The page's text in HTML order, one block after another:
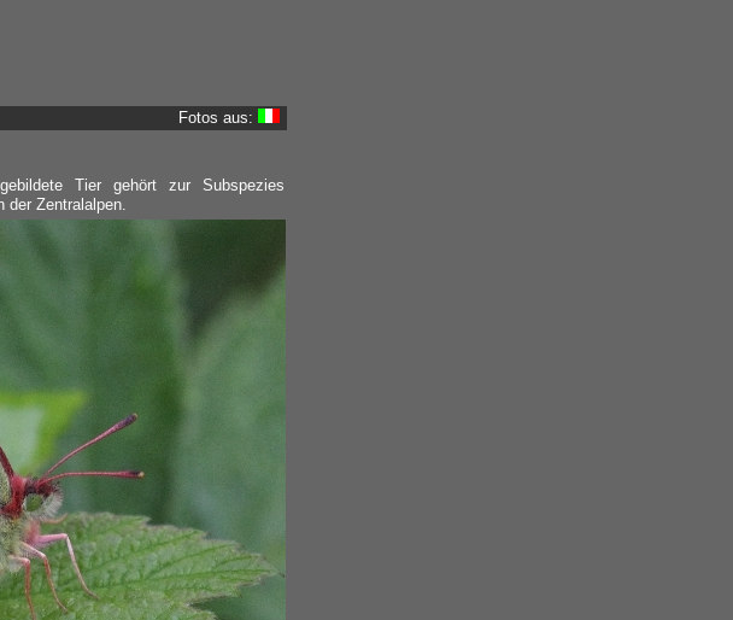
Fotos aus:
Tier gehört zur Subspezies
der Zentralalpen.